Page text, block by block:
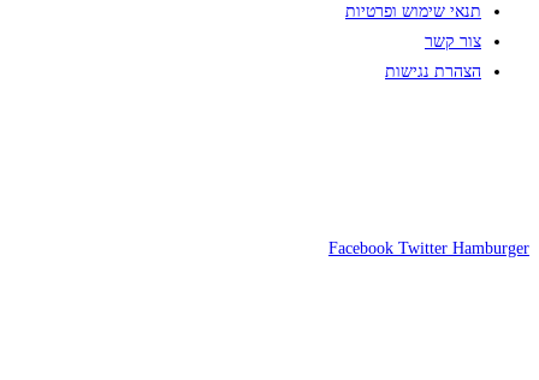
תנאי שימוש ופרטיות
צור קשר
הצהרת נגישות
Facebook Twitter Hamburger